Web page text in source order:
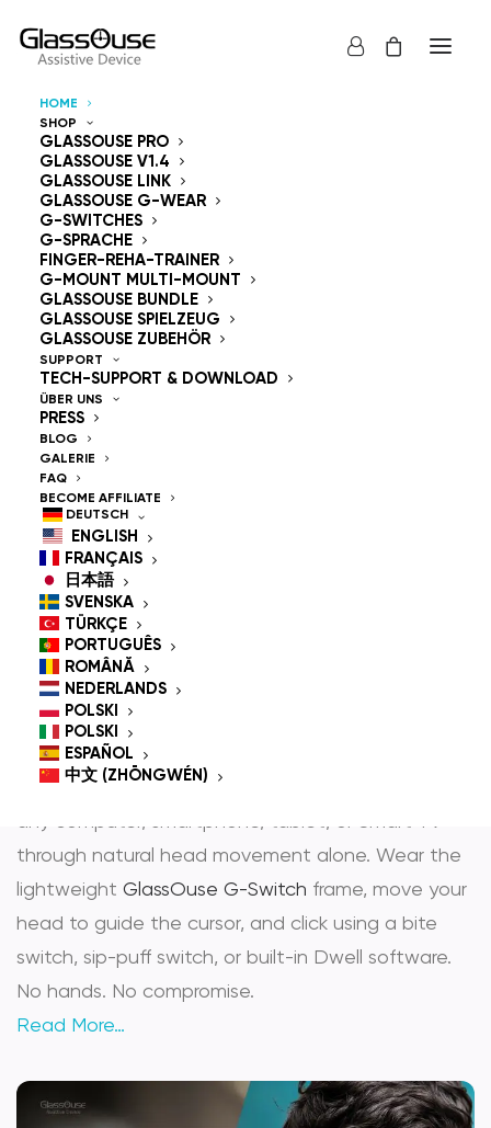
HOME
SHOP
GLASSOUSE PRO
GLASSOUSE V1.4
GLASSOUSE LINK
GLASSOUSE G-WEAR
G-SWITCHES
G-SPRACHE
FINGER-REHA-TRAINER
G-MOUNT MULTI-MOUNT
GLASSOUSE BUNDLE
GLASSOUSE SPIELZEUG
GLASSOUSE ZUBEHÖR
SUPPORT
TECH-SUPPORT & DOWNLOAD
ÜBER UNS
PRESS
BLOG
GALERIE
FAQ
BECOME AFFILIATE
DEUTSCH
ENGLISH
FRANÇAIS
日本語
SVENSKA
TÜRKÇE
PORTUGUÊS
ROMÂNĂ
NEDERLANDS
POLSKI
POLSKI
ESPAÑOL
中文 (ZHŌNGWÉN)
Steuergeräte
Freihändig
GlassOuse — The
World's #1 Hands-Free
Mouse & Head
Controlled Mouse for
People With
Disabilities
GlassOuse is the most trusted
undhead controlled mouse
assistive technology that gives people with
physical disabilities full, independent control over
through natural head movement alone. Wear the
lightweight GlassOuse G-Switch frame, move your
head to guide the cursor, and click using a bite
switch, sip-puff switch, or built-in Dwell software.
No hands. No compromise.
Read More…